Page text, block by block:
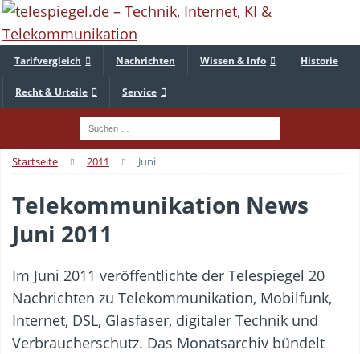
Tarifvergleich Nachrichten Wissen & Info Historie
Recht & Urteile Service
Startseite 2011 Juni
Telekommunikation News
Juni 2011
Im Juni 2011 veröffentlichte der Telespiegel 20
Nachrichten zu Telekommunikation, Mobilfunk,
Internet, DSL, Glasfaser, digitaler Technik und
Verbraucherschutz. Das Monatsarchiv bündelt